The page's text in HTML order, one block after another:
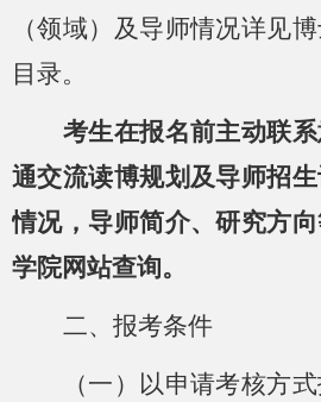
（领域）及导师情况详见
目录。
考生在报名前主动联系
通交流读博规划及导师招
情况，导师简介、研究方
学院网站查询。
二、报考条件
（一）以申请考核方